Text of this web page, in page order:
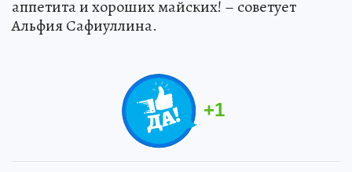
аппетита и хороших майских! – советует
Альфия Сафиуллина.
+1